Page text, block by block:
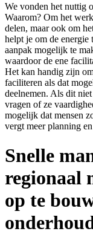
We vonden het nuttig
Waarom? Om het
delen, maar ook om
helpt je om de energie
aanpak mogelijk te
waardoor de ene
Het kan handig zijn
faciliteren als dat
deelnemen. Als dit
vragen of ze
mogelijk dat mensen
vergt meer planning
Snelle
regionaal
op te